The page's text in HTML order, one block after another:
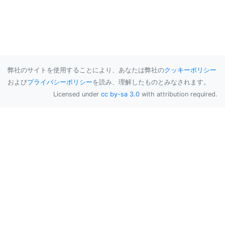
弊社のサイトを使用することにより、あなたは弊社のクッキーポリシー
およびプライバシーポリシーを読み、理解したものとみなされます。
Licensed under cc by-sa 3.0 with attribution required.